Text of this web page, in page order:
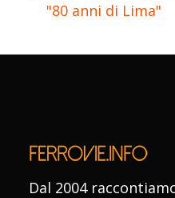
"80 anni di Lima"
Dal 2004